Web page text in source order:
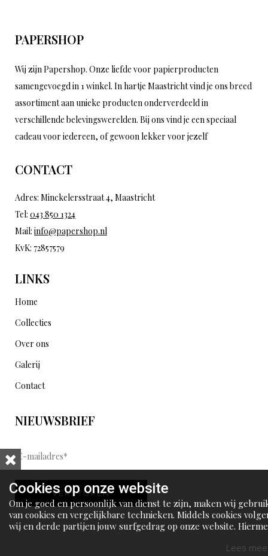
PAPERSHOP
Wij zijn Papershop. Onze liefde voor papierproducten
samengevoegd in 1 winkel. In hartje Maastricht vind je ons breed
assortiment aan unieke producten onderverdeeld in
verschillende belevingswerelden. Bij ons vind je een speciaal
cadeau voor iedereen, of gewoon lekker voor jezelf
CONTACT
Adres: Minckelersstraat 4, Maastricht
Tel: 043 850 1324
Mail: info@papershop.nl
KvK: 72857579
LINKS
Home
Collecties
Over ons
Galerij
Contact
NIEUWSBRIEF
E
-
m
a
i
l
VERSTUREN
Cookies op onze website
Om je goed en persoonlijk van dienst te zijn, maken wij
van cookies en vergelijkbare technieken. Middels cookies
wij en derde partijen jouw surfgedrag op onze website.
Lees